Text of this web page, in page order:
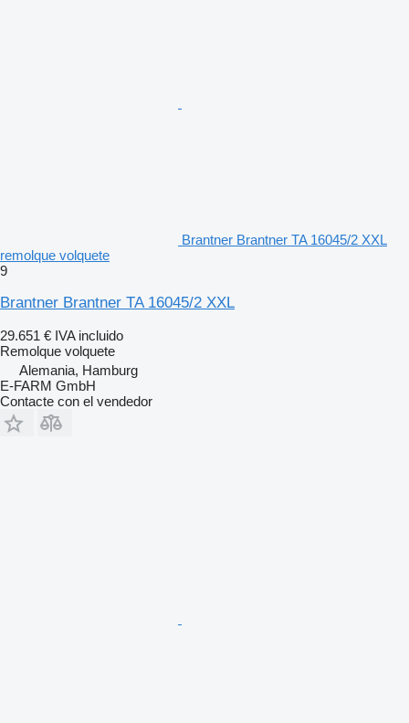
Brantner Brantner TA 16045/2 XXL
remolque volquete
9
Brantner Brantner TA 16045/2 XXL
29.651 € IVA incluido
Remolque volquete
Alemania, Hamburg
E-FARM GmbH
Contacte con el vendedor